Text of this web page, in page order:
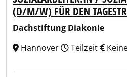
(D/M/W) FÜR DEN
Dachstiftung Diakonie
Hannover
Teilzeit